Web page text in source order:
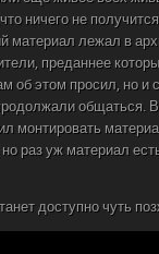
ничего не
материал лежал в
преданнее
об этом просил, но и
общаться.
монтировать
раз уж материал
доступно чуть